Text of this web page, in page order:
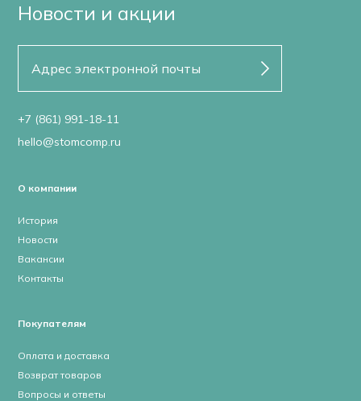
Новости и акции
+7 (861) 991-18-11
hello@stomcomp.ru
О компании
История
Новости
Вакансии
Контакты
Покупателям
Оплата и доставка
Возврат товаров
Вопросы и ответы